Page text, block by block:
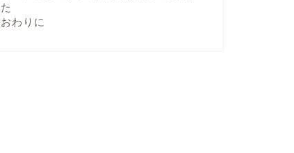
た
おわりに